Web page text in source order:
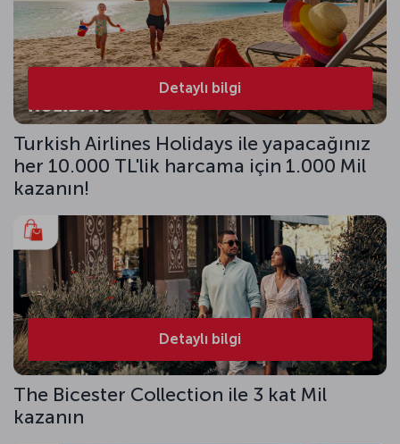
Detaylı bilgi
Turkish Airlines Holidays ile yapacağınız
her 10.000 TL'lik harcama için 1.000 Mil
kazanın!
Detaylı bilgi
The Bicester Collection ile 3 kat Mil
kazanın